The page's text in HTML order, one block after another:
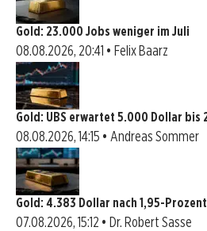
Gold: 23.000 Jobs weniger im Juli
08.08.2026, 20:41 • Felix Baarz
Gold: UBS erwartet 5.000 Dollar bis
08.08.2026, 14:15 • Andreas Sommer
Gold: 4.383 Dollar nach 1,95-
07.08.2026, 15:12 • Dr. Robert Sasse